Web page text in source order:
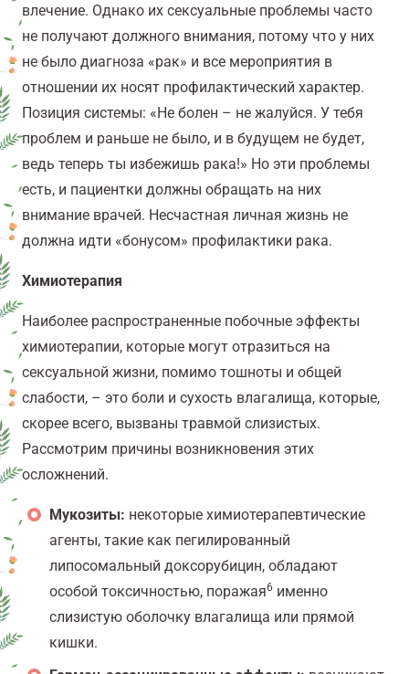
влечение. Однако их сексуальные проблемы часто
не получают должного внимания, потому что у них
не было диагноза «рак» и все мероприятия в
отношении их носят профилактический характер.
Позиция системы: «Не болен – не жалуйся. У тебя
проблем и раньше не было, и в будущем не будет,
ведь теперь ты избежишь рака!» Но эти проблемы
есть, и пациентки должны обращать на них
внимание врачей. Несчастная личная жизнь не
должна идти «бонусом» профилактики рака.
Химиотерапия
Наиболее распространенные побочные эффекты
химиотерапии, которые могут отразиться на
сексуальной жизни, помимо тошноты и общей
слабости, – это боли и сухость влагалища, которые,
скорее всего, вызваны травмой слизистых.
Рассмотрим причины возникновения этих
осложнений.
Мукозиты: некоторые химиотерапевтические
агенты, такие как пегилированный
липосомальный доксорубицин, обладают
особой токсичностью, поражая6 именно
слизистую оболочку влагалища или прямой
кишки.